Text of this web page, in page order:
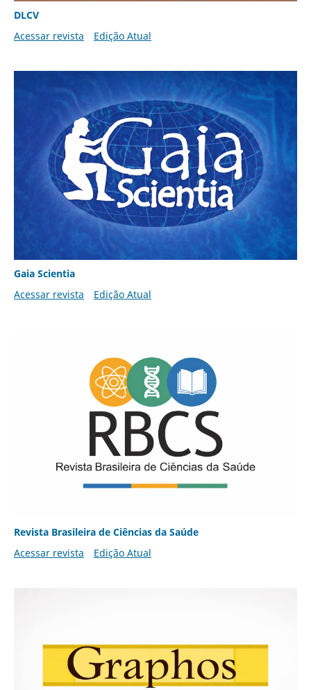
DLCV
Acessar revista
Edição Atual
Gaia Scientia
Acessar revista
Edição Atual
Revista Brasileira de Ciências da Saúde
Acessar revista
Edição Atual